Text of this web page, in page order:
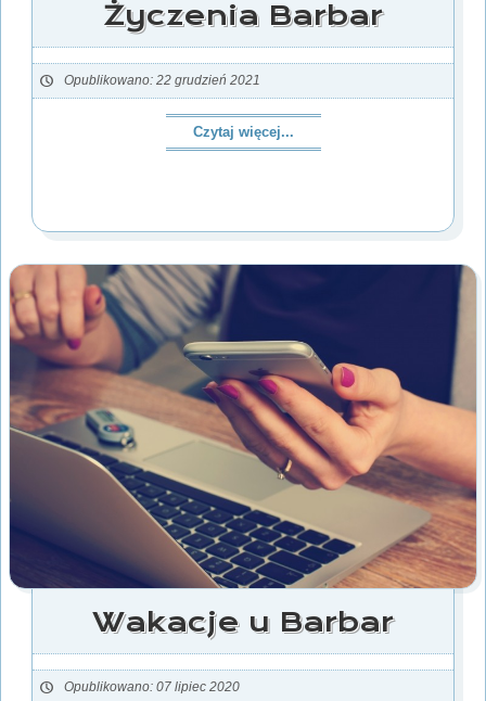
Życzenia Barbar
Opublikowano: 22 grudzień 2021
Czytaj więcej...
Wakacje u Barbar
Opublikowano: 07 lipiec 2020